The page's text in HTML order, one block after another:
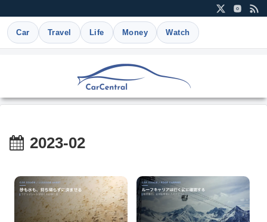
Car Travel Life Money Watch
2023-02